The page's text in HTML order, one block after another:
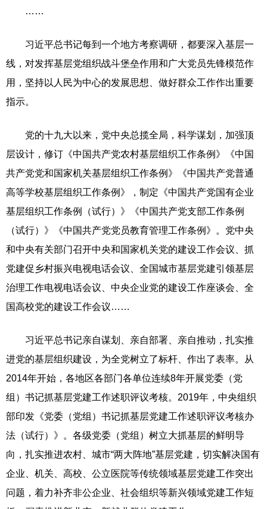
……
习近平总书记每到一个地方考察调研，都要深入基层一
线，对发挥基层党组织战斗堡垒作用和广大党员先锋模范作
用，坚持以人民为中心的发展思想、做好群众工作作出重要
指示。
党的十九大以来，党中央总揽全局，科学谋划，加强顶
层设计，修订《中国共产党农村基层组织工作条例》《中国
共产党党和国家机关基层组织工作条例》《中国共产党普通
高等学校基层组织工作条例》，制定《中国共产党国有企业
基层组织工作条例（试行）》《中国共产党支部工作条例
（试行）》《中国共产党党员教育管理工作条例》。党中央
和中央有关部门召开中央和国家机关党的建设工作会议、抓
党建促乡村振兴电视电话会议、全国城市基层党建引领基层
治理工作电视电话会议、中央企业党的建设工作座谈会、全
国高校党的建设工作会议……
习近平总书记亲自谋划、亲自部署、亲自推动，扎实推
进党的基层组织建设，为全党树立了标杆、作出了表率。从
2014年开始，各地区各部门各单位连续8年开展党委（党
组）书记抓基层党建工作述职评议考核。2019年，中央组织
部印发《党委（党组）书记抓基层党建工作述职评议考核办
法（试行）》。各级党委（党组）树立大抓基层的鲜明导
向，扎实推进农村、城市“两大阵地”基层党建，切实解决国有
企业、机关、高校、公立医院等传统领域基层党建工作突出
问题，着力补齐非公企业、社会组织等新兴领域党建工作短